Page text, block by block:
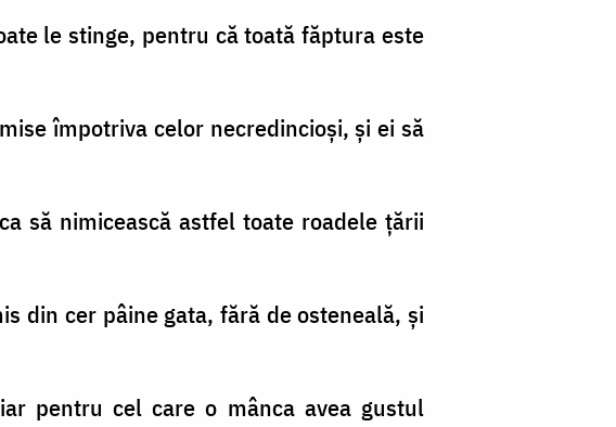
le stinge, pentru că toată făptura este
împotriva celor necredincioşi, şi ei să
să nimicească astfel toate roadele ţării
din cer pâine gata, fără de osteneală, şi
pentru cel care o mânca avea gustul